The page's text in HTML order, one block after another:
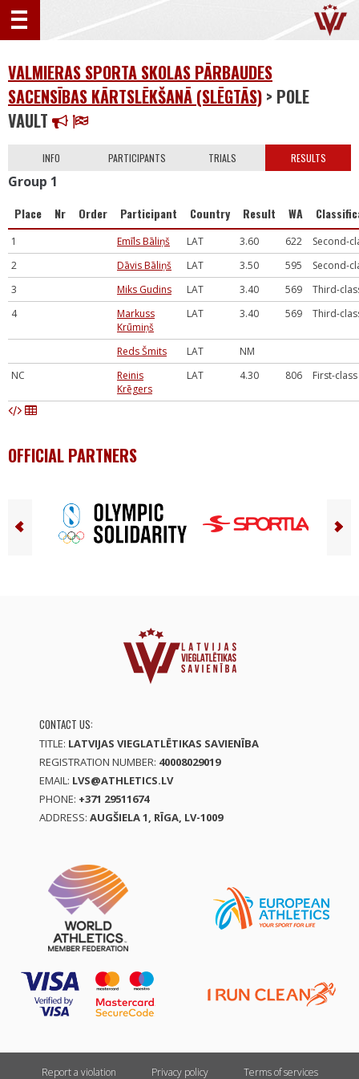
VALMIERAS SPORTA SKOLAS PĀRBAUDES
SACENSĪBAS KĀRTSLĒKŠANĀ (SLĒGTĀS) > POLE
VAULT
INFO PARTICIPANTS TRIALS RESULTS
Group 1
Place Nr Order Participant Country Result WA
1 Emīls Bāliņš LAT 3.60 622
Second-
2
Dāvis Bāliņš LAT 3.50 595
Second-
3
Miks Gudins LAT 3.40 569
Third-
4
Markuss
Krūmiņš
LAT 3.40 569 Third-
Reds Šmits LAT
NM
NC
Reinis
Krēgers
LAT 4.30 806 First-class
OFFICIAL PARTNERS
CONTACT US:
TITLE: LATVIJAS VIEGLATLĒTIKAS SAVIENĪBA
REGISTRATION NUMBER: 40008029019
EMAIL: LVS@ATHLETICS.LV
PHONE: +371 29511674
ADDRESS: AUGŠIELA 1, RĪGA, LV-1009
Report a violation Privacy policy Terms of services